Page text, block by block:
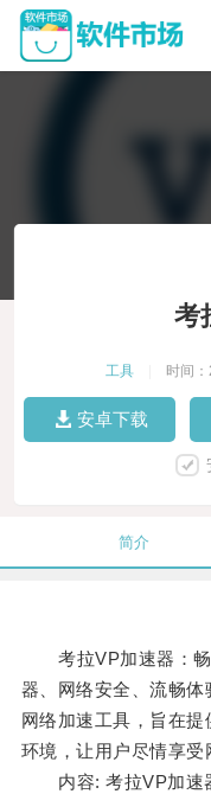
考
工具 时间
安卓下载
简介
考拉VP加速器：畅
器、网络安全、流畅
网络加速工具，旨在
环境，让用户尽情享受
内容: 考拉VP加速